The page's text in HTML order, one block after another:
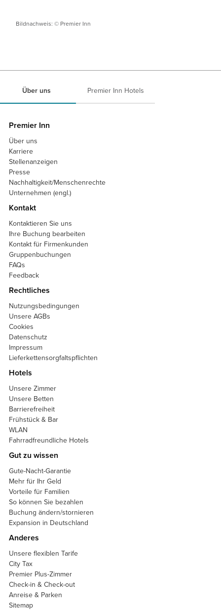
Bildnachweis: © Premier Inn
Über uns Premier Inn Hotels
Premier Inn
Über uns
Karriere
Stellenanzeigen
Presse
Nachhaltigkeit/Menschenrechte
Unternehmen (engl.)
Kontakt
Kontaktieren Sie uns
Ihre Buchung bearbeiten
Kontakt für Firmenkunden
Gruppenbuchungen
FAQs
Feedback
Rechtliches
Nutzungsbedingungen
Unsere AGBs
Cookies
Datenschutz
Impressum
Lieferkettensorgfaltspflichten
Hotels
Unsere Zimmer
Unsere Betten
Barrierefreiheit
Frühstück & Bar
WLAN
Fahrradfreundliche Hotels
Gut zu wissen
Gute-Nacht-Garantie
Mehr für Ihr Geld
Vorteile für Familien
So können Sie bezahlen
Buchung ändern/stornieren
Expansion in Deutschland
Anderes
Unsere flexiblen Tarife
City Tax
Premier Plus-Zimmer
Check-in & Check-out
Anreise & Parken
Sitemap